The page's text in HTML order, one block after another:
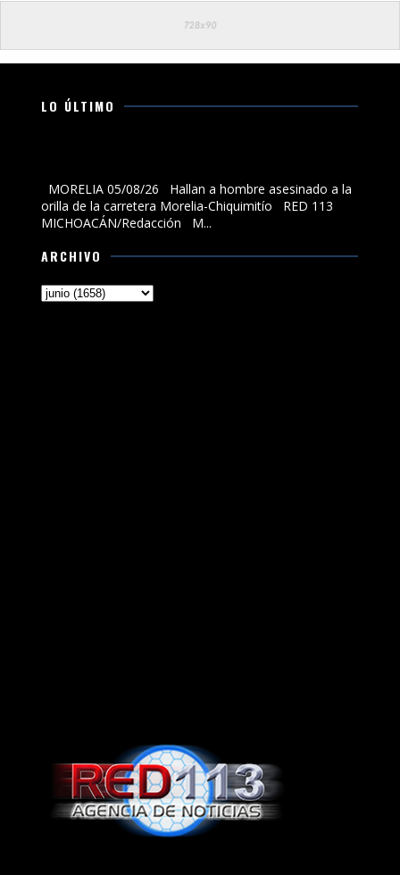
LO ÚLTIMO
MORELIA 05/08/26 Hallan a hombre asesinado a la
orilla de la carretera Morelia-Chiquimitío RED 113
MICHOACÁN/Redacción M...
ARCHIVO